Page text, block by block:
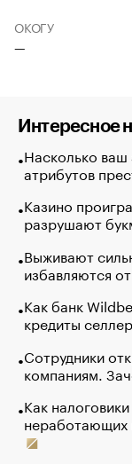
ОКОГУ
—
Интересное
Насколько ваш
атрибутов
Казино
разрушают
Выживают
избавляются
Как банк
кредиты
Сотрудники
компаниям.
Как
неработающих